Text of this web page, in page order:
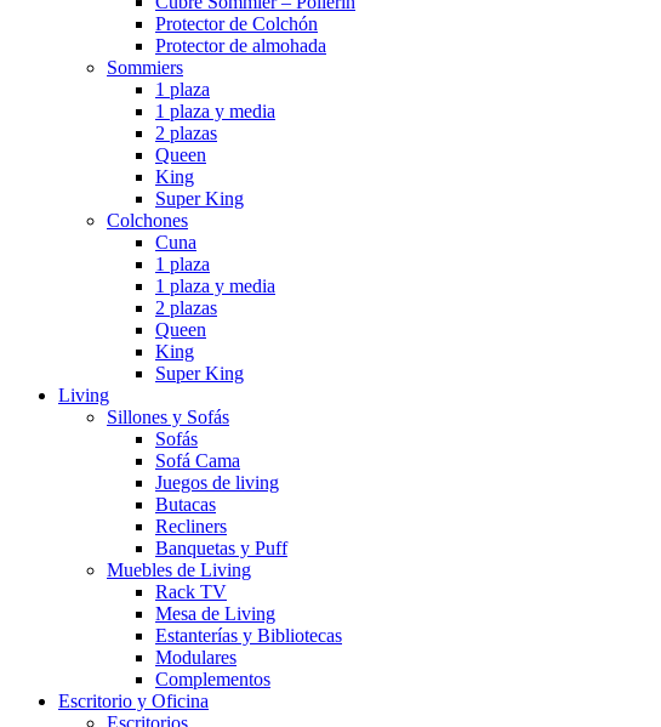
Protector de Colchón
Protector de almohada
Sommiers
1 plaza
1 plaza y media
2 plazas
Queen
King
Super King
Colchones
Cuna
1 plaza
1 plaza y media
2 plazas
Queen
King
Super King
Living
Sillones y Sofás
Sofás
Sofá Cama
Juegos de living
Butacas
Recliners
Banquetas y Puff
Muebles de Living
Rack TV
Mesa de Living
Estanterías y Bibliotecas
Modulares
Complementos
Escritorio y Oficina
Escritorios